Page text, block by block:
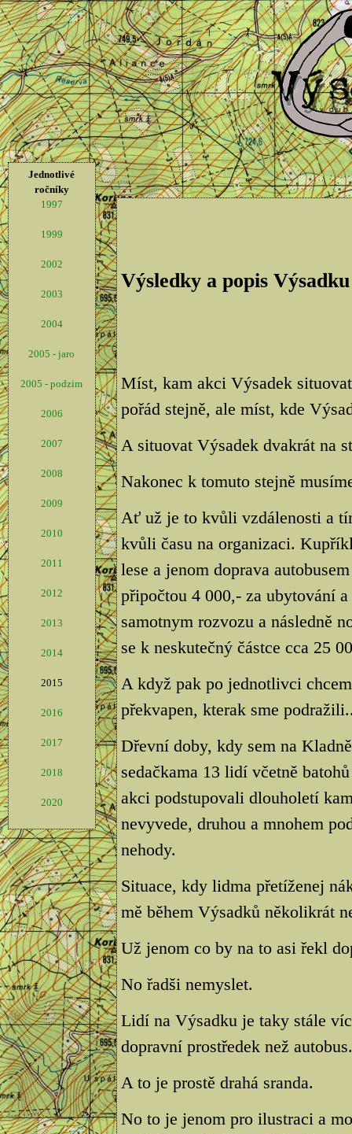
Jednotlivé
ročníky
1997
1999
2002
2003
2004
2005 - jaro
2005 - podzim
2006
2007
2008
2009
2010
2011
2012
2013
2014
2015
2016
2017
2018
2020
Výsledky a popis Výsadku
Míst, kam akci Výsadek
pořád stejně, ale míst, kde
A situovat Výsadek dvakrát na
Nakonec k tomuto stejně
Ať už je to kvůli vzdálenosti a
kvůli času na organizaci.
lese a jenom doprava
připočtou 4 000,- za ubytování
samotnym rozvozu a následně
se k neskutečný částce cca 25
A když pak po jednotlivci
překvapen, kterak sme
Dřevní doby, kdy sem na
sedačkama 13 lidí včetně
akci podstupovali dlouholetí
nevyvede, druhou a mnohem
nehody.
Situace, kdy lidma přetíženej
mě během Výsadků několikrát
Už jenom co by na to asi řekl
No řadši nemyslet.
Lidí na Výsadku je taky stále
dopravní prostředek než autobus.
A to je prostě drahá sranda.
No to je jenom pro ilustraci a